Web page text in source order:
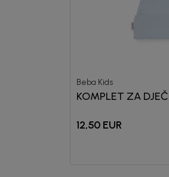
Beba Kids
KOMPLET ZA
12,50 EUR